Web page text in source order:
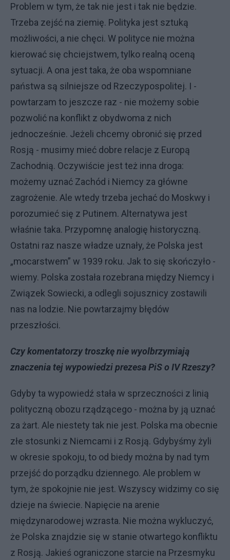
Problem w tym, że tak nie jest i tak nie będzie.
Trzeba zejść na ziemię. Polityka jest sztuką
możliwości, a nie chęci. W polityce nie można
kierować się chciejstwem, tylko realną oceną
sytuacji. A ona jest taka, że oba wspomniane
państwa są silniejsze od Rzeczypospolitej. I -
powtarzam to jeszcze raz - nie możemy sobie
pozwolić na konflikt z obydwoma z nich
jednocześnie. Jeżeli chcemy obronić się przed
Rosją - musimy mieć dobre relacje z Europą
Zachodnią. Oczywiście jest też inna droga:
możemy uznać Zachód i Niemcy za główne
zagrożenie. Ale wtedy trzeba jechać do Moskwy i
porozumieć się z Putinem. Alternatywa jest
właśnie taka. Przypomnę analogię historyczną.
Ostatni raz nasze władze uznały, że Polska jest
„mocarstwem” w 1939 roku. Jak to się skończyło -
wiemy. Polska została rozebrana między Niemcy i
Związek Sowiecki, a odlegli sojusznicy zostawili
nas na lodzie. Nie powtarzajmy błędów
przeszłości.
Czy komentatorzy troszkę nie wyolbrzymiają
znaczenia tej wypowiedzi prezesa PiS o IV Rzeszy?
Gdyby ta wypowiedź stała w sprzeczności z linią
polityczną obozu rządzącego - można by ją uznać
za żart. Ale niestety tak nie jest. Polska ma obecnie
złe stosunki z Niemcami i z Rosją. Gdybyśmy żyli
w okresie spokoju, to od biedy można by nad tym
przejść do porządku dziennego. Ale problem w
tym, że spokojnie nie jest. Wszyscy widzimy co się
dzieje na świecie. Napięcie na arenie
międzynarodowej wzrasta. Nie można wykluczyć,
że Polska znajdzie się w stanie otwartego konfliktu
z Rosją. Jakieś ograniczone starcie na Przesmyku